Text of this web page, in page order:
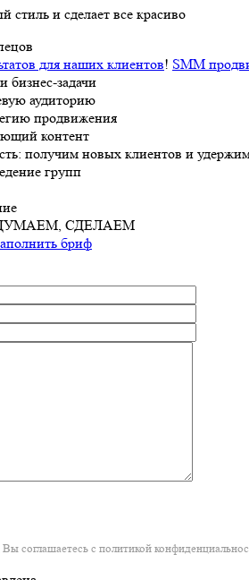
стиль и сделает все красиво
для наших клиентов! SMM
бизнес-задачи
аудиторию
продвижения
контент
получим новых клиентов и
групп
СДЕЛАЕМ
бриф
соглашаетесь с политикой